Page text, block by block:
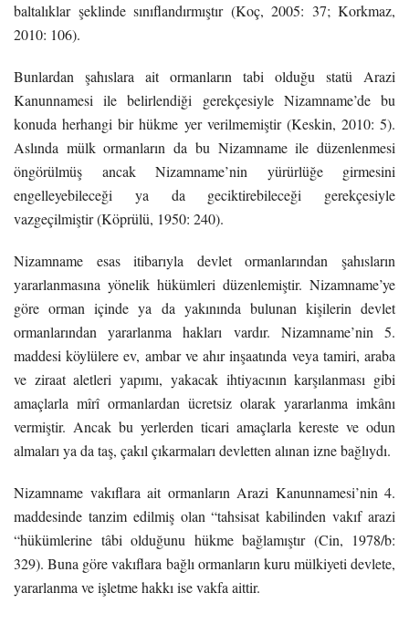
baltalıklar şeklinde sınıflandırmıştır (Koç, 2005: 37; Korkmaz,
2010: 106).
Bunlardan şahıslara ait ormanların tabi olduğu statü Arazi
Kanunnamesi ile belirlendiği gerekçesiyle Nizamname’de bu
konuda herhangi bir hükme yer verilmemiştir (Keskin, 2010: 5).
Aslında mülk ormanların da bu Nizamname ile düzenlenmesi
öngörülmüş ancak Nizamname’nin yürürlüğe girmesini
engelleyebileceği ya da geciktirebileceği gerekçesiyle
vazgeçilmiştir (Köprülü, 1950: 240).
Nizamname esas itibarıyla devlet ormanlarından şahısların
yararlanmasına yönelik hükümleri düzenlemiştir. Nizamname’ye
göre orman içinde ya da yakınında bulunan kişilerin devlet
ormanlarından yararlanma hakları vardır. Nizamname’nin 5.
maddesi köylülere ev, ambar ve ahır inşaatında veya tamiri, araba
ve ziraat aletleri yapımı, yakacak ihtiyacının karşılanması gibi
amaçlarla mîrî ormanlardan ücretsiz olarak yararlanma imkânı
vermiştir. Ancak bu yerlerden ticari amaçlarla kereste ve odun
almaları ya da taş, çakıl çıkarmaları devletten alınan izne bağlıydı.
Nizamname vakıflara ait ormanların Arazi Kanunnamesi’nin 4.
maddesinde tanzim edilmiş olan “tahsisat kabilinden vakıf arazi
“hükümlerine tâbi olduğunu hükme bağlamıştır (Cin, 1978/b:
329). Buna göre vakıflara bağlı ormanların kuru mülkiyeti devlete,
yararlanma ve işletme hakkı ise vakfa aittir.